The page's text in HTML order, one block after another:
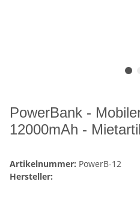
PowerBank -
12000mAh -
Artikelnummer: PowerB-12
Hersteller: